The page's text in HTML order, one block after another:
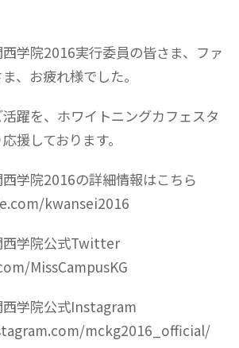
学院2016実行委員の皆さま、ファ
、お疲れ様でした。
躍を、ホワイトニングカフェスタ
援しております。
学院2016の詳細情報はこちら
kwansei2016
西学院公式Twitter
MissCampusKG
西学院公式Instagram
mckg2016_official/